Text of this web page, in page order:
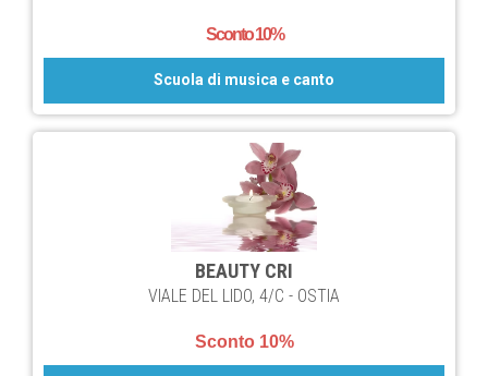
Sconto 10%
Scuola di musica e canto
BEAUTY CRI
VIALE DEL LIDO, 4/C - OSTIA
Sconto 10%